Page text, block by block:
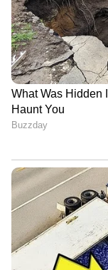
ഡോളറുകളുടെ
നൽകിയിട്ടുണ്ട്.
2032-ഓടെ
അന്തിമലക്ഷ്യം.
ദൗത്യങ്ങൾക്ക്
വിദ്യകൾ
മൂൺ ബേസ്
വസതിയിൽ
ഓട്ടോയിൽ
രക്ഷപ്പെടാൻ
ആയങ്കിയെ